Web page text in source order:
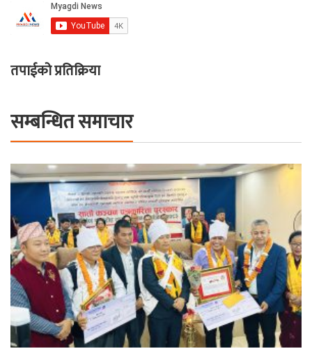
तपाईको प्रतिक्रिया
सम्बन्धित समाचार